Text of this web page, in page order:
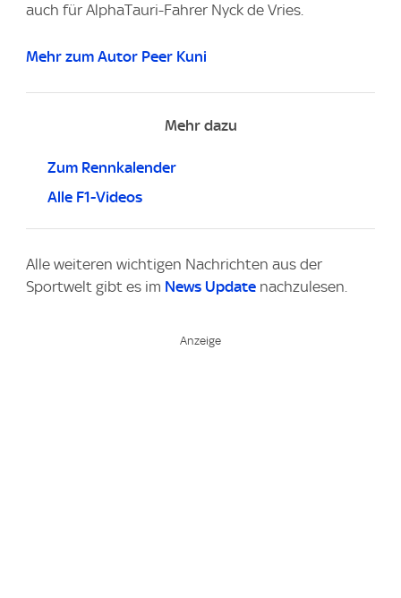
auch für AlphaTauri-Fahrer Nyck de Vries.
Mehr zum Autor Peer Kuni
Mehr dazu
Zum Rennkalender
Alle F1-Videos
Alle weiteren wichtigen Nachrichten aus der
Sportwelt gibt es im News Update nachzulesen.